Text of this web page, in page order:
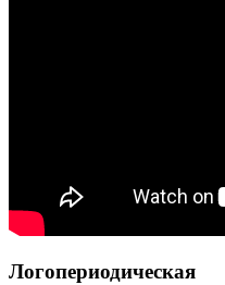
Логопериодическая